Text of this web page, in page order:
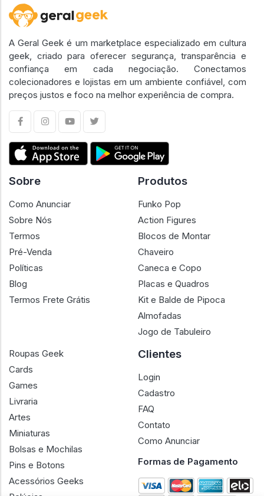
A Geral Geek é um marketplace especializado em cultura
geek, criado para oferecer segurança, transparência e
confiança em cada negociação. Conectamos
colecionadores e lojistas em um ambiente confiável, com
preços justos e foco na melhor experiência de compra.
Sobre
Como Anunciar
Sobre Nós
Termos
Pré-Venda
Políticas
Blog
Termos Frete Grátis
Produtos
Funko Pop
Action Figures
Blocos de Montar
Chaveiro
Caneca e Copo
Placas e Quadros
Kit e Balde de Pipoca
Almofadas
Jogo de Tabuleiro
Roupas Geek
Cards
Games
Livraria
Artes
Miniaturas
Bolsas e Mochilas
Pins e Botons
Acessórios Geeks
Clientes
Login
Cadastro
FAQ
Contato
Como Anunciar
Formas de Pagamento